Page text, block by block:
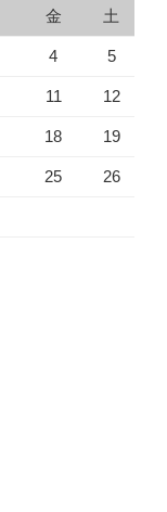
金 土
4 5
11 12
18 19
25 26